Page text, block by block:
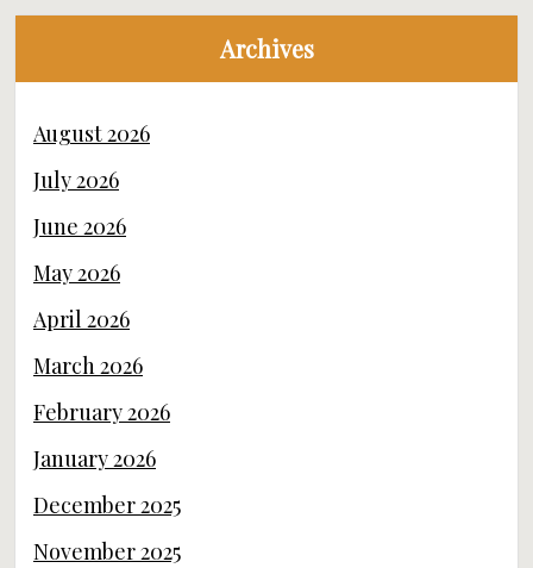
Archives
August 2026
July 2026
June 2026
May 2026
April 2026
March 2026
February 2026
January 2026
December 2025
November 2025